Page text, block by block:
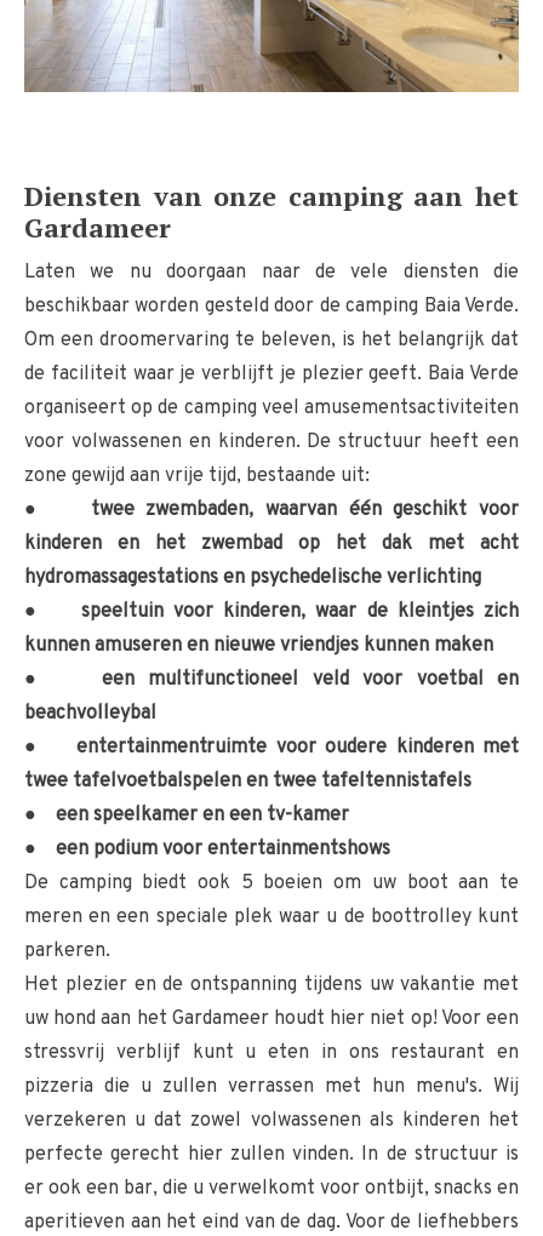
Diensten van onze camping aan het
Gardameer
Laten we nu doorgaan naar de vele diensten die
beschikbaar worden gesteld door de camping Baia Verde.
Om een ​​droomervaring te beleven, is het belangrijk dat
de faciliteit waar je verblijft je plezier geeft. Baia Verde
organiseert op de camping veel amusementsactiviteiten
voor volwassenen en kinderen. De structuur heeft een
zone gewijd aan vrije tijd, bestaande uit:
● twee zwembaden, waarvan één geschikt voor
kinderen en het zwembad op het dak met acht
hydromassagestations en psychedelische verlichting
● speeltuin voor kinderen, waar de kleintjes zich
kunnen amuseren en nieuwe vriendjes kunnen maken
● een multifunctioneel veld voor voetbal en
beachvolleybal
● entertainmentruimte voor oudere kinderen met
twee tafelvoetbalspelen en twee tafeltennistafels
● een speelkamer en een tv-kamer
● een podium voor entertainmentshows
De camping biedt ook 5 boeien om uw boot aan te
meren en een speciale plek waar u de boottrolley kunt
parkeren.
Het plezier en de ontspanning tijdens uw vakantie met
uw hond aan het Gardameer houdt hier niet op! Voor een
stressvrij verblijf kunt u eten in ons restaurant en
pizzeria die u zullen verrassen met hun menu's. Wij
verzekeren u dat zowel volwassenen als kinderen het
perfecte gerecht hier zullen vinden. In de structuur is
er ook een bar, die u verwelkomt voor ontbijt, snacks en
aperitieven aan het eind van de dag. Voor de liefhebbers